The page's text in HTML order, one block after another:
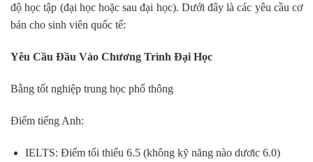
độ học tập (đại học hoặc sau đại học). Dưới đây là các yêu cầu cơ
bản cho sinh viên quốc tế:
Yêu Cầu Đầu Vào Chương Trình Đại Học
Bằng tốt nghiệp trung học phổ thông
Điểm tiếng Anh:
IELTS: Điểm tối thiểu 6.5 (không kỹ năng nào dươic 6.0)